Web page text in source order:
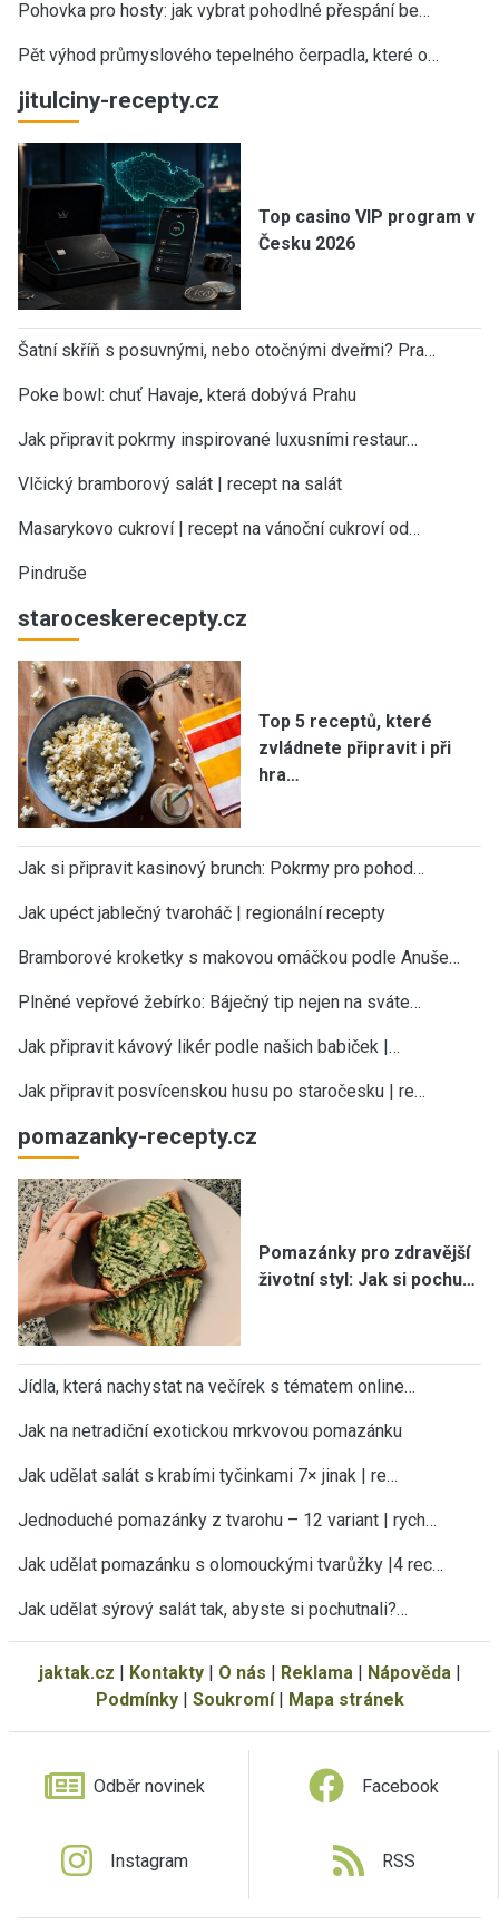
Pohovka pro hosty: jak vybrat pohodlné přespání be…
Pět výhod průmyslového tepelného čerpadla, které o…
jitulciny-recepty.cz
Top casino VIP program v
Česku 2026
Šatní skříň s posuvnými, nebo otočnými dveřmi? Pra…
Poke bowl: chuť Havaje, která dobývá Prahu
Jak připravit pokrmy inspirované luxusními restaur…
Vlčický bramborový salát | recept na salát
Masarykovo cukroví | recept na vánoční cukroví od…
Pindruše
staroceskerecepty.cz
Top 5 receptů, které
zvládnete připravit i při
hra…
Jak si připravit kasinový brunch: Pokrmy pro pohod…
Jak upéct jablečný tvaroháč | regionální recepty
Bramborové kroketky s makovou omáčkou podle Anuše…
Plněné vepřové žebírko: Báječný tip nejen na sváte…
Jak připravit kávový likér podle našich babiček |…
Jak připravit posvícenskou husu po staročesku | re…
pomazanky-recepty.cz
Pomazánky pro zdravější
životní styl: Jak si pochu…
Jídla, která nachystat na večírek s tématem online…
Jak na netradiční exotickou mrkvovou pomazánku
Jak udělat salát s krabími tyčinkami 7× jinak | re…
Jednoduché pomazánky z tvarohu – 12 variant | rych…
Jak udělat pomazánku s olomouckými tvarůžky |4 rec…
Jak udělat sýrový salát tak, abyste si pochutnali?…
jaktak.cz | Kontakty| O nás | Reklama | Nápověda |
Podmínky| Soukromí| Mapa stránek
Odběr novinek Facebook
Instagram RSS